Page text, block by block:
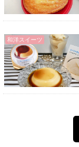
和洋スイーツ